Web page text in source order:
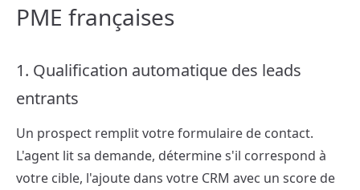
PME françaises
1. Qualification automatique des leads
entrants
Un prospect remplit votre formulaire de contact.
L'agent lit sa demande, détermine s'il correspond à
votre cible, l'ajoute dans votre CRM avec un score de